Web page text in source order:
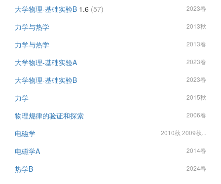
大学物理-基础实验B 1.6 (57) 2023春
力学与热学 2013秋
力学与热学 2013春
大学物理-基础实验A 2023春
大学物理-基础实验B 2023春
力学 2015秋
物理规律的验证和探索 2006春
电磁学 2010秋 2009秋...
电磁学A 2014春
热学B 2024春